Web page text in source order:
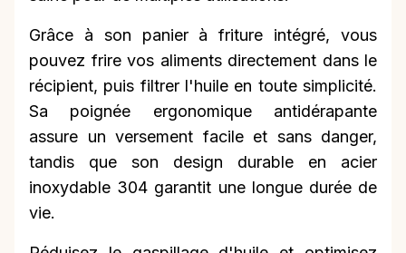
Grâce à son panier à friture intégré, vous
pouvez frire vos aliments directement dans le
récipient, puis filtrer l'huile en toute simplicité.
Sa poignée ergonomique antidérapante
assure un versement facile et sans danger,
tandis que son design durable en acier
inoxydable 304 garantit une longue durée de
vie.